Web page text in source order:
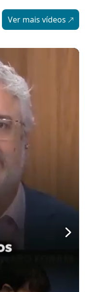
Ver mais vídeos